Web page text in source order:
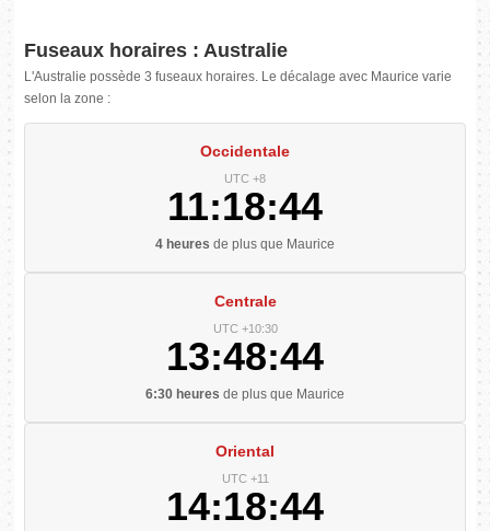
Fuseaux horaires : Australie
L'Australie possède 3 fuseaux horaires. Le décalage avec Maurice varie
selon la zone :
Occidentale
UTC +8
11:18:44
4 heures de plus que Maurice
Centrale
UTC +10:30
13:48:44
6:30 heures de plus que Maurice
Oriental
UTC +11
14:18:44